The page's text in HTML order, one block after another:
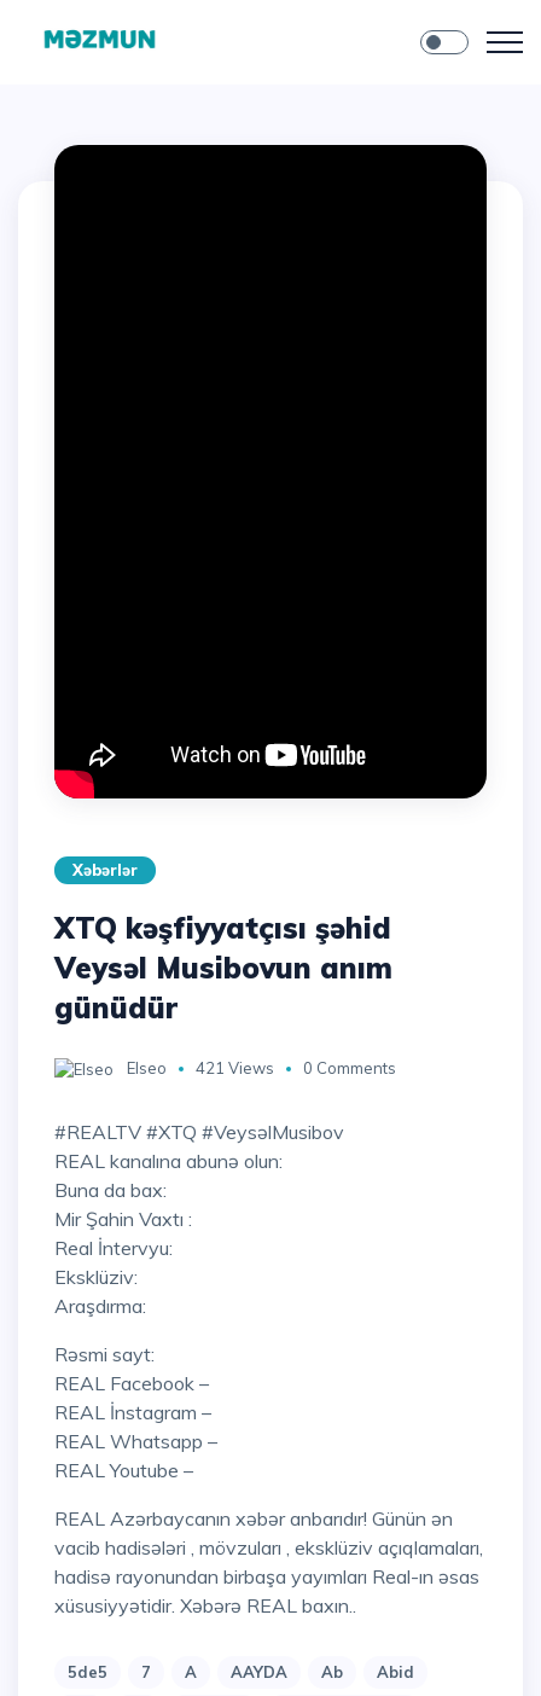
Xəbərlər
XTQ kəşfiyyatçısı şəhid
Veysəl Musibovun anım
günüdür
Elseo 421 Views 0 Comments
#REALTV #XTQ #VeysəlMusibov
REAL kanalına abunə olun:
Buna da bax:
Mir Şahin Vaxtı :
Real İntervyu:
Eksklüziv:
Araşdırma:
Rəsmi sayt:
REAL Facebook –
REAL İnstagram –
REAL Whatsapp –
REAL Youtube –
REAL Azərbaycanın xəbər anbarıdır! Günün ən
vacib hadisələri , mövzuları , eksklüziv açıqlamaları,
hadisə rayonundan birbaşa yayımları Real-ın əsas
xüsusiyyətidir. Xəbərə REAL baxın..
5de5 7 A AAYDA Ab
Abid